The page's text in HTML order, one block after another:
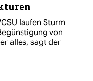
laufen Sturm
von
alles, sagt der